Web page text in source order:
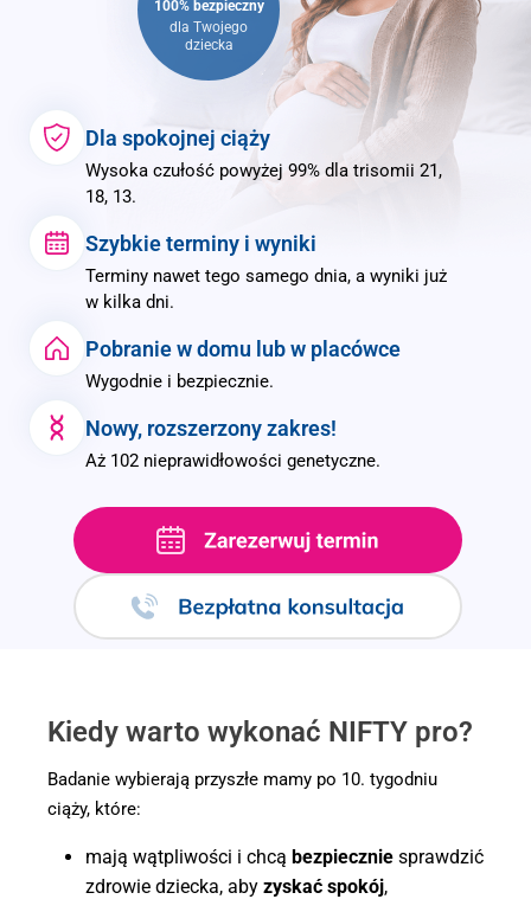
100% bezpieczny
dla Twojego
dziecka
Dla spokojnej ciąży
Wysoka czułość powyżej 99% dla trisomii 21,
18, 13.
Szybkie terminy i wyniki
Terminy nawet tego samego dnia, a wyniki już
w kilka dni.
Pobranie w domu lub w placówce
Wygodnie i bezpiecznie.
Nowy, rozszerzony zakres!
Aż 102 nieprawidłowości genetyczne.
Kiedy warto wykonać NIFTY pro?
Badanie wybierają przyszłe mamy po 10. tygodniu
ciąży, które:
mają wątpliwości i chcą bezpiecznie sprawdzić
zdrowie dziecka, aby zyskać spokój,